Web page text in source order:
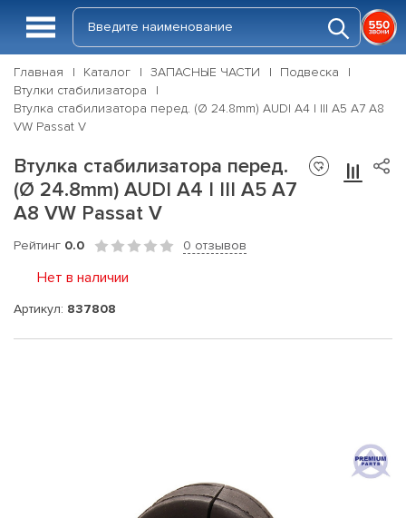
Главная Каталог ЗАПАСНЫЕ ЧАСТИ
Подвеска
Втулки стабилизатора
Втулка стабилизатора перед. (Ø 24.8mm) AUDI A4 I III A5 A7 A8
VW Passat V
Втулка стабилизатора перед.
(Ø 24.8mm) AUDI A4 I III A5 A7
A8 VW Passat V
Рейтинг 0.0 0 отзывов
Нет в наличии
Артикул: 837808